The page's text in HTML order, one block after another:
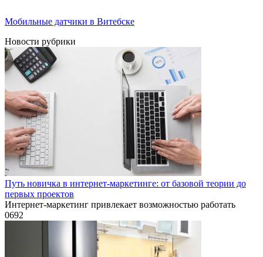
Мобильные датчики в Витебске
Новости рубрики
Путь новичка в интернет-маркетинге: от базовой теории до
первых проектов
Интернет-маркетинг привлекает возможностью работать
0692